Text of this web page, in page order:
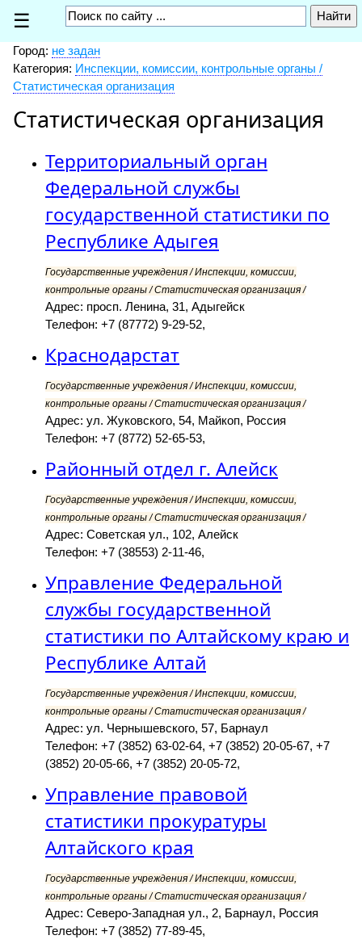
☰
Город: не задан
Категория: Инспекции, комиссии, контрольные органы /
Статистическая организация
Статистическая организация
Территориальный орган
Федеральной службы
государственной статистики по
Республике Адыгея
Государственные учреждения / Инспекции, комиссии,
контрольные органы / Статистическая организация /
Адрес: просп. Ленина, 31, Адыгейск
Телефон: +7 (87772) 9-29-52,
Краснодарстат
Государственные учреждения / Инспекции, комиссии,
контрольные органы / Статистическая организация /
Адрес: ул. Жуковского, 54, Майкоп, Россия
Телефон: +7 (8772) 52-65-53,
Районный отдел г. Алейск
Государственные учреждения / Инспекции, комиссии,
контрольные органы / Статистическая организация /
Адрес: Советская ул., 102, Алейск
Телефон: +7 (38553) 2-11-46,
Управление Федеральной
службы государственной
статистики по Алтайскому краю и
Республике Алтай
Государственные учреждения / Инспекции, комиссии,
контрольные органы / Статистическая организация /
Адрес: ул. Чернышевского, 57, Барнаул
Телефон: +7 (3852) 63-02-64, +7 (3852) 20-05-67, +7
(3852) 20-05-66, +7 (3852) 20-05-72,
Управление правовой
статистики прокуратуры
Алтайского края
Государственные учреждения / Инспекции, комиссии,
контрольные органы / Статистическая организация /
Адрес: Северо-Западная ул., 2, Барнаул, Россия
Телефон: +7 (3852) 77-89-45,